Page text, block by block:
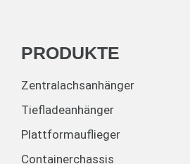
PRODUKTE
Zentralachsanhänger
Tiefladeanhänger
Plattformauflieger
Containerchassis